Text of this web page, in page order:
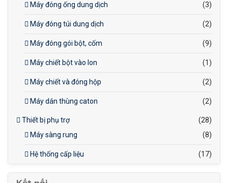
Máy đóng ống dung dịch (3)
Máy đóng túi dung dịch (2)
Máy đóng gói bột, cốm (9)
Máy chiết bột vào lon (1)
Máy chiết và đóng hộp (2)
Máy dán thùng caton (2)
Thiết bị phụ trợ
(28)
Máy sàng rung
(8)
Hệ thống cấp liệu (17)